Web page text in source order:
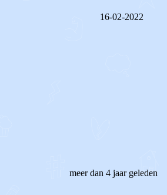
16-02-2022
meer dan 4 jaar geleden